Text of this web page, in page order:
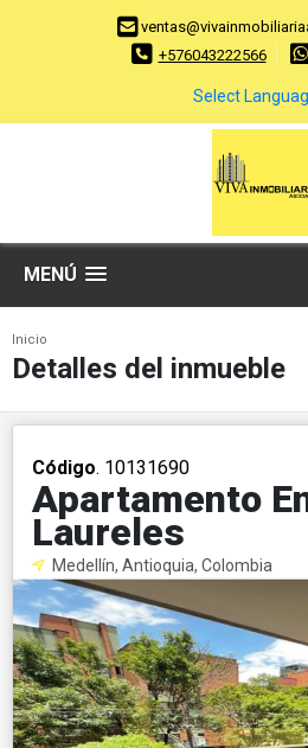
+576043222566
Select
MENÚ
Inicio
Detalles del inmueble
Código. 10131690
Apartamento
Laureles
Medellín, Antioquia, Colombia